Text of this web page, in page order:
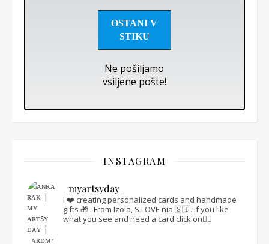
Ne pošiljamo
vsiljene pošte!
INSTAGRAM
_myartsyday_
I ❤️ creating personalized cards and handmade
gifts 🎁 . From Izola, S LOVE nia 🇸🇮. If you like
what you see and need a card click on👇🏻